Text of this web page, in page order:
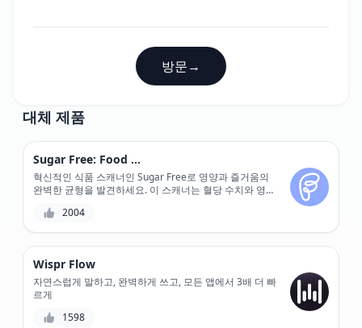
방문→
대체 제품
Sugar Free: Food Scanner
혁신적인 식품 스캐너인 Sugar Free로 영양과 즐거움의
완벽한 균형을 발견하세요. 이 스캐너는 혈당 수치와 영양
2004
Wispr Flow
자연스럽게 말하고, 완벽하게 쓰고, 모든 앱에서 3배 더 빠
르게
1598